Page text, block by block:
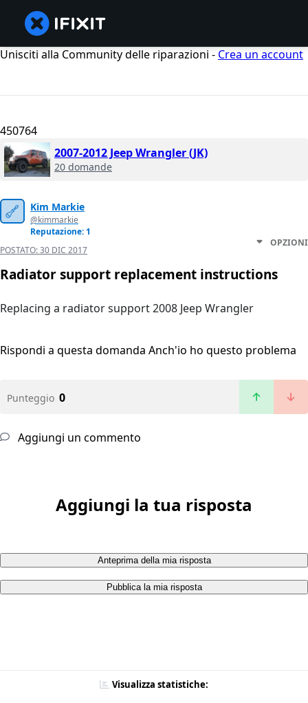
Unisciti alla Community delle riparazioni - Crea un account
450764
2007-2012 Jeep Wrangler (JK)
20 domande
Kim Markie
@kimmarkie
Reputazione: 1
POSTATO:30 DIC 2017
OPZIONI
Radiator support replacement instructions
Replacing a radiator support 2008 Jeep Wrangler
Rispondi a questa domanda Anch'io ho questo problema
Punteggio 0
Aggiungi un commento
Aggiungi la tua risposta
Anteprima della mia risposta
Pubblica la mia risposta
Visualizza statistiche: